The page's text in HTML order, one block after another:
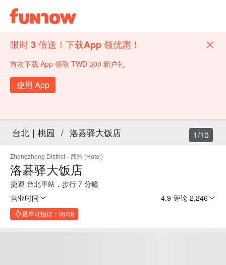
限时 3 倍送！下载App 领优惠！
首次下载 App 领取 TWD 300 新户礼
使用 App
台北｜桃园 / 洛碁驿大饭店
Zhongzheng District · 商旅 (Hotel)
洛碁驿大饭店
捷運 台北車站，步行 7 分鐘
营业时间
4.9 评论 2,246
最早可预订：08/08
1/10